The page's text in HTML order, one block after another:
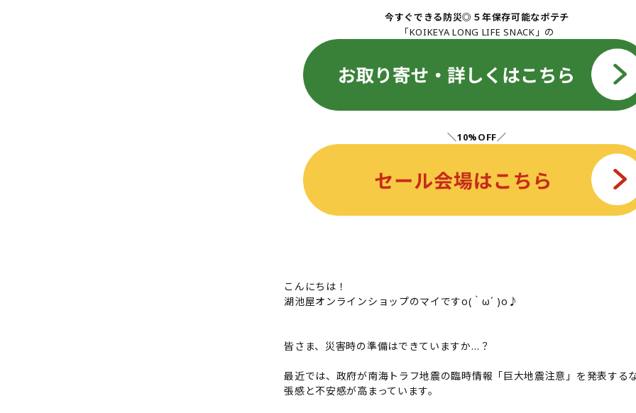
今すぐできる防災◎５年保存可能なポテチ
「KOIKEYA LONG LIFE SNACK」の
＼10%OFF／
こんにちは！
湖池屋オンラインショップのマイですo(｀ω´ )o♪
皆さま、災害時の準備はできていますか…？
最近では、政府が南海トラフ地震の臨時情報「巨大地震注意」を発表する
張感と不安感が高まっています。